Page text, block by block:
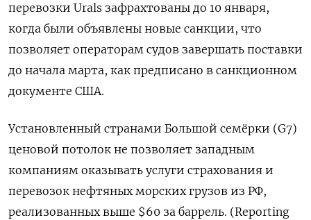
перевозки Urals зафрахтованы до 10 января,
когда были объявлены новые санкции, что
позволяет операторам судов завершать поставки
до начала марта, как предписано в санкционном
документе США.
Установленный странами Большой семёрки (G7)
ценовой потолок не позволяет западным
компаниям оказывать услуги страхования и
перевозок нефтяных морских грузов из РФ,
реализованных выше $60 за баррель. (Reporting